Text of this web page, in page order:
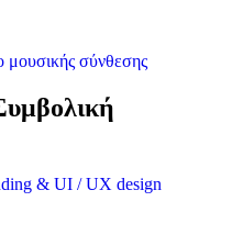
σύνθεσης
& UI / UX design